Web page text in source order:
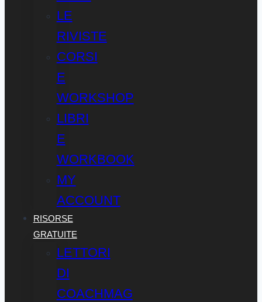
LE
RIVISTE
CORSI
E
WORKSHOP
LIBRI
E
WORKBOOK
MY
ACCOUNT
RISORSE
GRATUITE
LETTORI
DI
COACHMAG